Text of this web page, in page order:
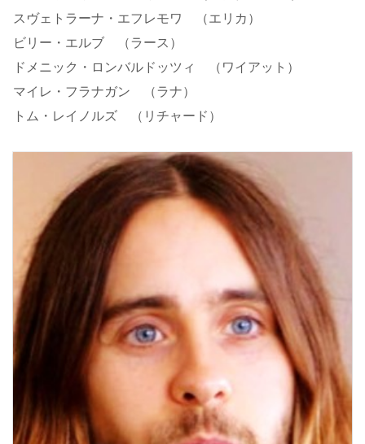
スヴェトラーナ・エフレモワ （エリカ）
ビリー・エルブ （ラース）
ドメニック・ロンバルドッツィ （ワイアット）
マイレ・フラナガン （ラナ）
トム・レイノルズ （リチャード）